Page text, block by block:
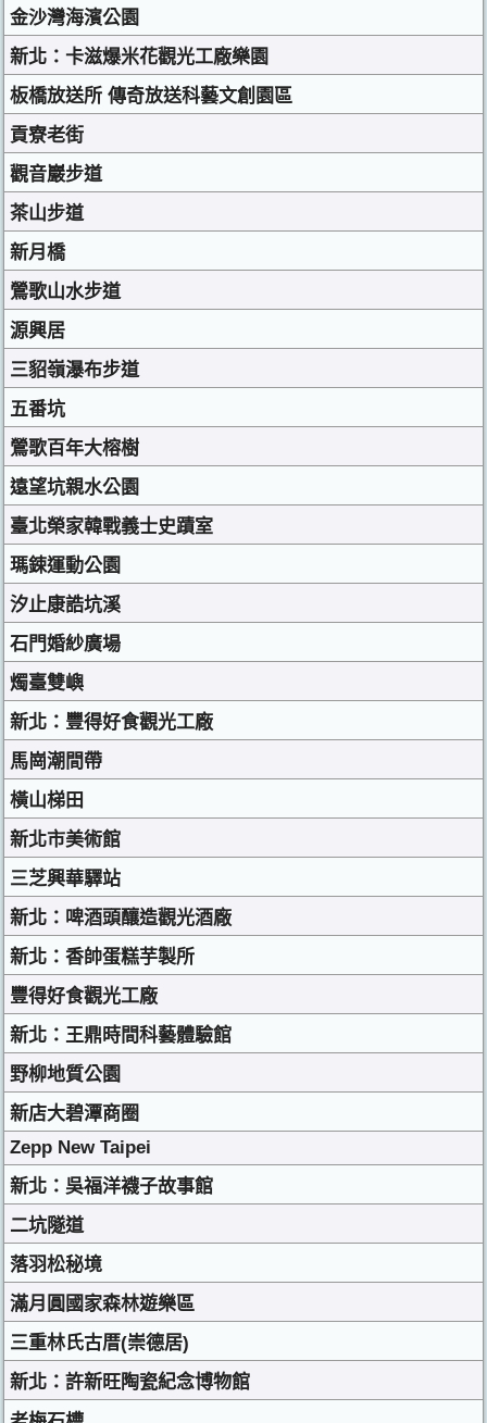
金沙灣海濱公園
新北：卡滋爆米花觀光工廠樂園
板橋放送所 傳奇放送科藝文創園區
貢寮老街
觀音巖步道
茶山步道
新月橋
鶯歌山水步道
源興居
三貂嶺瀑布步道
五番坑
鶯歌百年大榕樹
遠望坑親水公園
臺北榮家韓戰義士史蹟室
瑪鋉運動公園
汐止康誥坑溪
石門婚紗廣場
燭臺雙嶼
新北：豐得好食觀光工廠
馬崗潮間帶
橫山梯田
新北市美術館
三芝興華驛站
新北：啤酒頭釀造觀光酒廠
新北：香帥蛋糕芋製所
豐得好食觀光工廠
新北：王鼎時間科藝體驗館
野柳地質公園
新店大碧潭商圈
Zepp New Taipei
新北：吳福洋襪子故事館
二坑隧道
落羽松秘境
滿月圓國家森林遊樂區
三重林氏古厝(崇德居)
新北：許新旺陶瓷紀念博物館